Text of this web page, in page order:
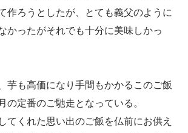
作ろうとしたが、とても義父のように
かったがそれでも十分に美味しかっ
芋も高価になり手間もかかるこのご飯
の定番のご馳走となっている。
てくれた思い出のご飯を仏前にお供え